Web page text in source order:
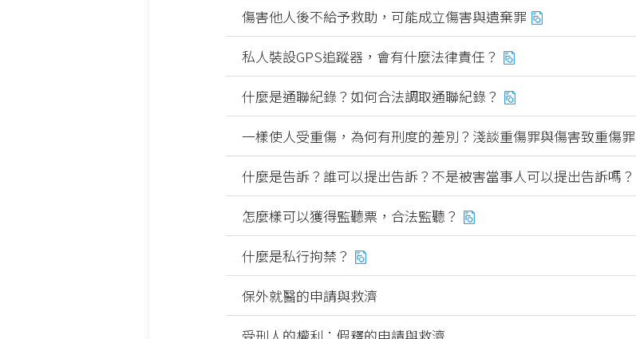
傷害他人後不給予救助，可能成立傷害與遺棄罪
私人裝設GPS追蹤器，會有什麼法律責任？
什麼是通聯紀錄？如何合法調取通聯紀錄？
一樣使人受重傷，為何有刑度的差別？淺談重傷罪與傷害致重傷罪
什麼是告訴？誰可以提出告訴？不是被害當事人可以提出告訴嗎？
怎麼樣可以獲得監聽票，合法監聽？
什麼是私行拘禁？
保外就醫的申請與救濟